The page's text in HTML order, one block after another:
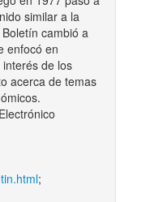
similar a la
cambió a
enfocó en
de los
acerca de temas
;